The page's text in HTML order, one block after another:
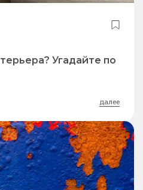
Угадайте по
далее